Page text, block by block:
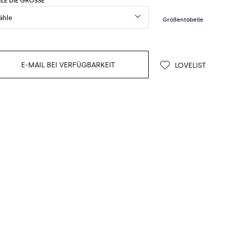
E-MAIL BEI VERFÜGBARKEIT LOVELIST